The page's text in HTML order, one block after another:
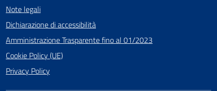
Note legali
Dichiarazione di accessibilità
Amministrazione Trasparente fino al 01/2023
Cookie Policy (UE)
Privacy Policy